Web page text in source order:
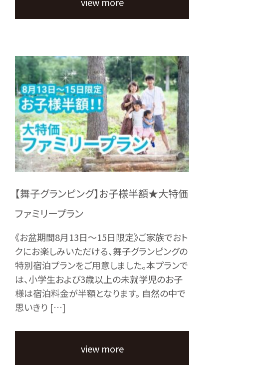
【舞子グランピング】お子様半額★大特価
ファミリープラン
《お盆期間8月13日～15日限定》ご家族でおト
クにお楽しみいただける、舞子グランピングの
特別宿泊プランをご用意しました。本プランで
は、小学生および3歳以上の未就学児のお子
様は宿泊料金が半額となります。 自然の中で
思いきり […]
view more